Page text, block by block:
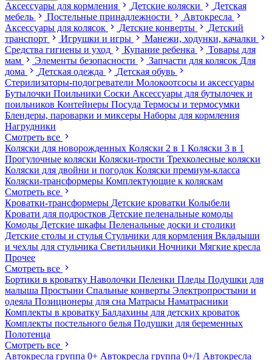
Аксессуары для кормления Детские коляски
Детская
мебель
Постельные принадлежности
Автокресла
Аксессуары для колясок
Детские конверты
Детский
транспорт
Игрушки и игры
Манежи, ходунки, качалки
Средства гигиены и уход
Купание ребенка
Товары для
мам
Элементы безопасности Запчасти для колясок Для
дома
Детская одежда
Детская обувь
Стерилизаторы-подогреватели Молокоотсосы и аксессуары
Бутылочки Поильники Соски Аксессуары для бутылочек и
поильников Контейнеры Посуда Термосы и термосумки
Блендеры, пароварки и миксеры Наборы для кормления
Нагрудники
Смотреть все
Коляски для новорожденных Коляски 2 в 1 Коляски 3 в 1
Прогулочные коляски Коляски-трости Трехколесные коляски
Коляски для двойни и погодок Коляски премиум-класса
Коляски-трансформеры Комплектующие к коляскам
Смотреть все
Кроватки-трансформеры Детские кроватки Колыбели
Кровати для подростков Детские пеленальные комоды
Комоды Детские шкафы Пеленальные доски и столики
Детские столы и стулья Стульчики для кормления Вкладыши
и чехлы для стульчика Светильники Ночники Мягкие кресла
Прочее
Смотреть все
Бортики в кроватку Наволочки Пеленки Пледы Подушки для
малыша Простыни Спальные конверты Электропростыни и
одеяла Позиционеры для сна Матрасы Наматрасники
Комплекты в кроватку Балдахины для детских кроваток
Комплекты постельного белья Подушки для беременных
Полотенца
Смотреть все
Автокресла группа 0+ Автокресла группа 0+/1 Автокресла